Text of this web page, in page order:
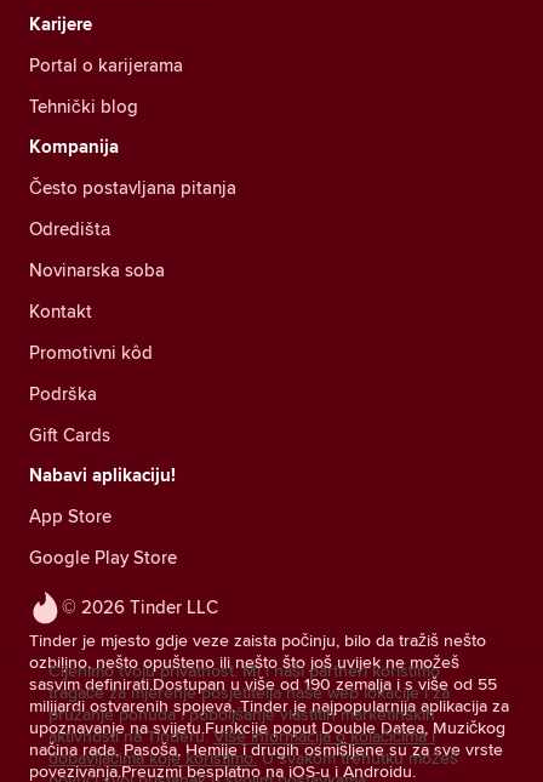
© 2026 Tinder LLC
Tinder je mjesto gdje veze zaista počinju, bilo da tražiš nešto
ozbiljno, nešto opušteno ili nešto što još uvijek ne možeš
sasvim definirati.Dostupan u više od 190 zemalja i s više od 55
milijardi ostvarenih spojeva, Tinder je najpopularnija aplikacija za
upoznavanje na svijetu.Funkcije poput Double Datea, Muzičkog
načina rada, Pasoša, Hemije i drugih osmišljene su za sve vrste
povezivanja.Preuzmi besplatno na iOS-u i Androidu.
Karijere
Portal o karijerama
Tehnički blog
Kompanija
Često postavljana pitanja
Odredištа
Novinarska soba
Kontakt
Promotivni kôd
Podrška
Gift Cards
Nabavi aplikaciju!
App Store
Google Play Store
Cijenimo tvoju privatnost. Mi i naši partneri koristimo
tragače za mjerenje posjetitelja naše web lokacije i za
pružanje ponuda i poboljšanje vlastitih marketinških
aktivnosti na Tinderu. Više informacija o kolačićima i
dobavljačima koje koristimo. U svakom trenutku možeš